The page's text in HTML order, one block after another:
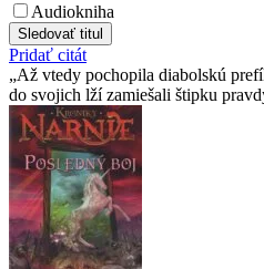
Audiokniha
Sledovať titul
Pridať citát
Až vtedy pochopila diabolskú
do svojich lží zamiešali štipku